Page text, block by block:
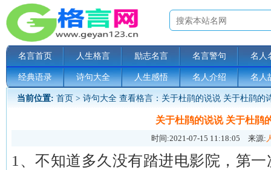
名言首页 人生格言 励志名言 名言警句 名人
经典语录 诗句大全 人生感悟 名人介绍 名人
当前位置: 首页 > 诗句大全 查看格言：关于杜鹃的说说 关于杜鹃的
关于杜鹃的说说 关于杜鹃
时间:2021-07-15 11:18:05 来源:
1、不知道多久没有踏进电影院，第一